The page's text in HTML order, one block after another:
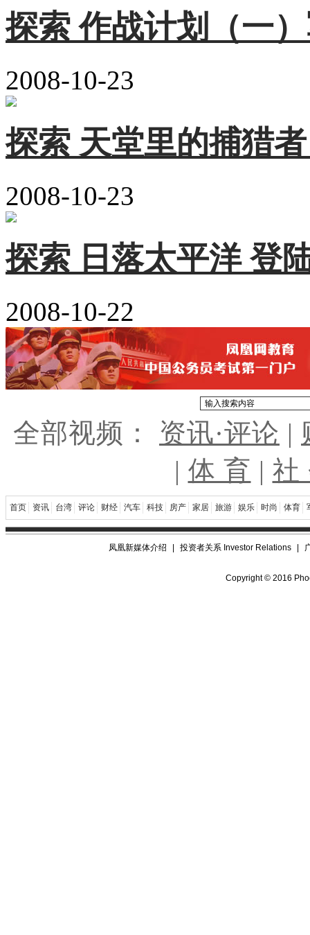
探索 作战计划（一
2008-10-23
探索 天堂里的捕猎
2008-10-23
探索 日落太平洋 登
2008-10-22
全部视频： 资讯·评论 |
| 体 育 | 社
首页 资讯 台湾 评论 财经 汽车 科技 房产 家居 旅游 娱乐 时尚 体育
凤凰新媒体介绍 | 投资者关系 Investor Relations |
Copyright © 2016